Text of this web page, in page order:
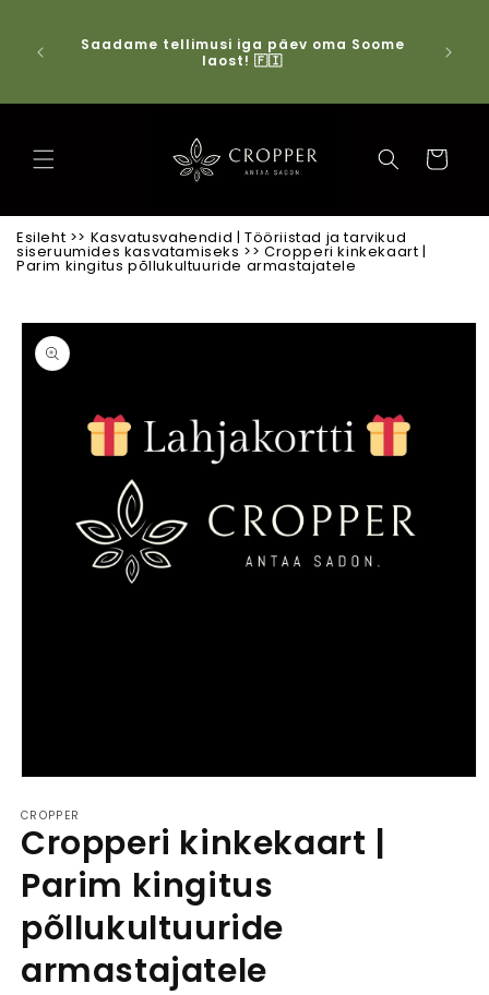
mine sisule
kõik,
Saadame tellimusi iga päev oma Soome
laost! 🇫🇮
Ostukorv
Esileht >> Kasvatusvahendid | Tööriistad ja tarvikud
siseruumides kasvatamiseks >> Cropperi kinkekaart |
Parim kingitus põllukultuuride armastajatele
Mine toote
üksikasjade
juurde
1
modaalaknas
CROPPER
Cropperi kinkekaart |
Parim kingitus
põllukultuuride
armastajatele